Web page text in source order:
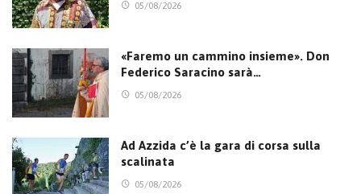
05/08/2026
«Faremo un cammino insieme». Don
Federico Saracino sarà…
05/08/2026
Ad Azzida c’è la gara di corsa sulla
scalinata
05/08/2026